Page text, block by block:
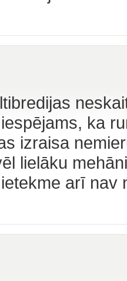
ka
izraisa
lielāku
arī nav